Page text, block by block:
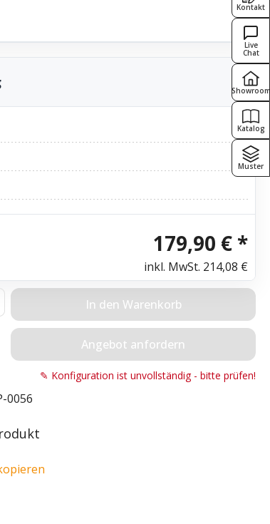
179,90 € *
inkl. MwSt. 214,08 €
Gib den gewünschten Wert
In den Warenkorb
Angebot anfordern
✎ Konfiguration ist unvollständig - bitte prüfen!
0056
Kontakt
Live
Chat
Showroom
Katalog
Muster